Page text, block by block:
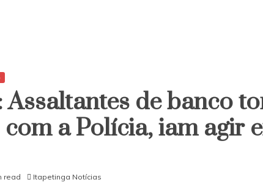
Assaltantes de banco
a Polícia, iam agir
read Itapetinga Notícias